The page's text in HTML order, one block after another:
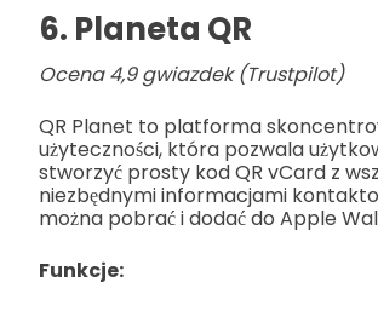
6. Planeta QR
Ocena 4,9 gwiazdek (Trustpilot)
QR Planet to platforma
użyteczności, która pozwala
stworzyć prosty kod QR vCard z
niezbędnymi informacjami
można pobrać i dodać do Apple
Funkcje: